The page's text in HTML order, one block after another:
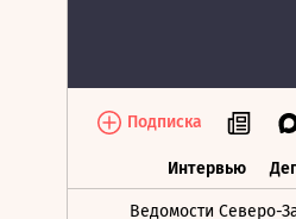
Подписка
Интервью
Ведомости Северо-
Интервью